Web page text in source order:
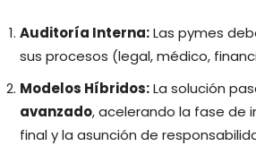
Auditoría Interna:Las pymes
sus procesos (legal, médico,
Modelos Híbridos:La solución
avanzado, acelerando la fase de
final y la asunción de